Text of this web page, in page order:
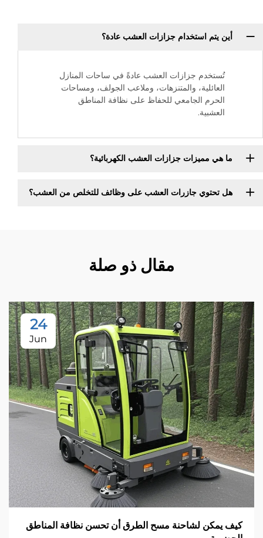
أين يتم استخدام جزازات العشب عادة؟
تُستخدم جزازات العشب عادةً في ساحات المنازل
العائلية، والمتنزهات، وملاعب الجولف، ومساحات
الحرم الجامعي للحفاظ على نظافة المناطق
العشبية.
ما هي مميزات جزازات العشب الكهربائية؟
هل تحتوي جازرات العشب على وظائف للتخلص من العشب؟
مقال ذو صلة
24
Jun
يمكن لشاحنة مسح الطرق أن تحسن نظافة المناطق